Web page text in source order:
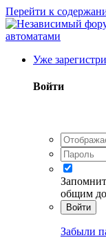
Перейти к
Уже
Войти
общим
Войти
Забыли